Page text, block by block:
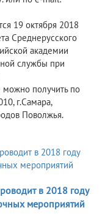
19 октября 2018
Среднерусского
академии
службы при
получить по
г.Самара,
Поволжья.
в 2018 году
мероприятий